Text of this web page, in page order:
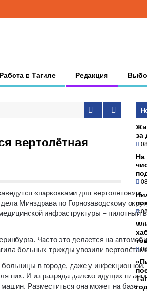
Работа в Тагиле Редакция
вертолётная
«парковками для вертолётов» в
Минздрава по Горнозаводскому
инфраструктуры – пилотный
Часто это делается на
больных трижды увозили
в городе, даже у инфекционной,
них. И из разряда далеко идущих
Разместиться она может на базе
за
На